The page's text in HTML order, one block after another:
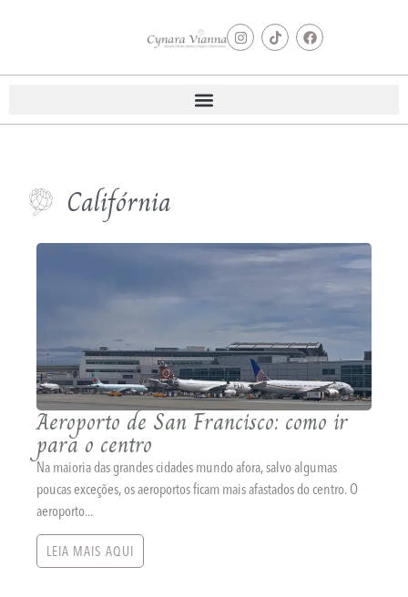
Califórnia
Aeroporto de San Francisco: como ir
para o centro
Na maioria das grandes cidades mundo afora, salvo algumas
poucas exceções, os aeroportos ficam mais afastados do centro. O
aeroporto...
LEIA MAIS AQUI